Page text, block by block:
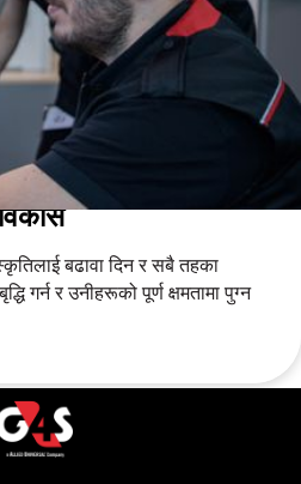
बढावा दिन र सबै तहका
गर्न र उनीहरूको पूर्ण क्षमतामा पुग्न